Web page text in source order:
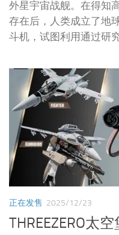
外星宇宙战舰。在得知
存在后，人类成立了地
斗机，试图利用通过研
正在发售 2025/12/23
THREEZERO太